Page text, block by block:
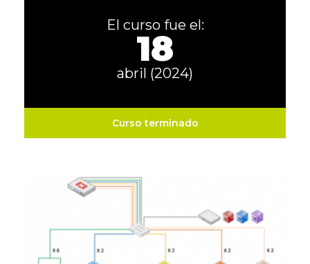
El curso fue el:
18
abril (2024)
Curso terminado